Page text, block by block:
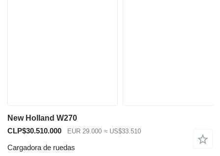
New Holland W270
CLP$30.510.000
EUR 29.000 ≈ US$33.510
Cargadora de ruedas